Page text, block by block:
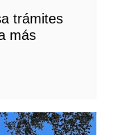
trámites
más